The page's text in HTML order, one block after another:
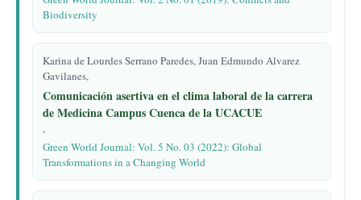
Biodiversity
Karina de Lourdes Serrano Paredes, Juan Edmundo Alvarez
Gavilanes,
Comunicación asertiva en el clima laboral de la carrera
de Medicina Campus Cuenca de la UCACUE
,
Green World Journal: Vol. 5 No. 03 (2022): Global
Transformations in a Changing World